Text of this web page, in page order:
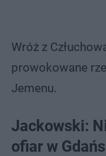
Wróż z
prowokowane
Jemenu.
Jackowski:
ofiar w